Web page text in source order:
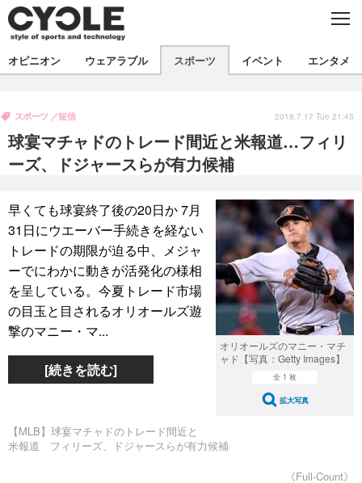
C
E
製品/用品
衣類
飲食
バックナンバー
コラム
インプレ
ボイス
デバイス
ビジネス
国内
スポーツ
選手
写真
動画
試乗会
スポーツ
ツアー
文化
芸能
出版／映画
話題
ファッション
デザイン
写真
動画
ライフ
社会
政治
ハウツー
オピニオン ウェアラブル スポーツ イベント エンタメ
球宴マチャドのトレード間近と米報道…フィリ
ーズ、ドジャースらが有力候補
スポーツ 短信 2018.7.17 Tue 21:45
オリオールズのマニー・マチ
ャド【写真：Getty Images】
全 1 枚
拡大写真
早くても球宴終了後の20日か 7月
31日にウエーバー手続きを経ない
トレードの期限が迫る中、メジャ
ーでにわかに動きが活発化の様相
を呈している。今夏トレード市場
の目玉と目されるオリオールズ遊
撃のマニー・マ...
[続きを読む]
【MLB】球宴マチャドのトレード間近と
米報道 フィリーズ、ドジャースらが有力候補
《Full-Count》